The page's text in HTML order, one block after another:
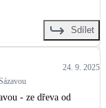
Sdílet
24. 9. 2025